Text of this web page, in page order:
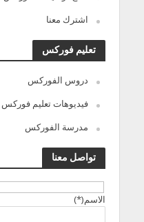
اشترك معنا
تعليم فوركس
دروس الفوركس
فيديوهات تعليم فوركس
مدرسة الفوركس
تواصل معنا
الاسم(*)